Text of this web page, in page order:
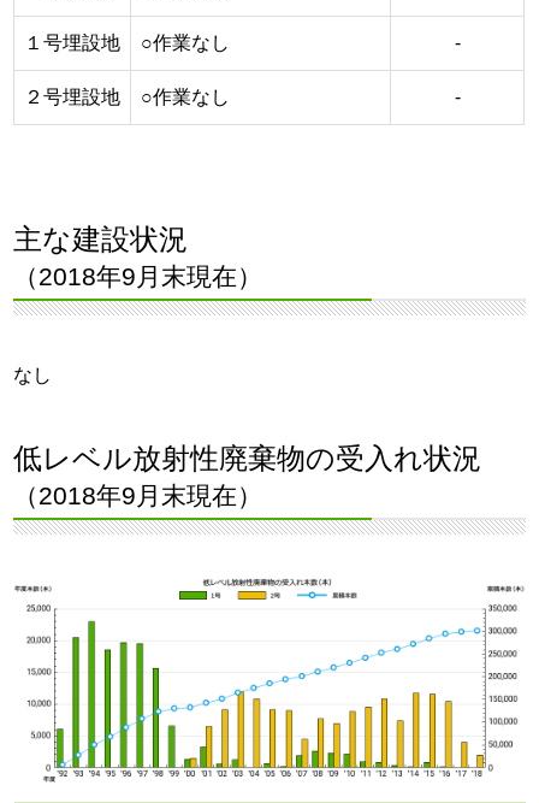
１号埋設地 ○作業なし ‐
２号埋設地 ○作業なし ‐
主な建設状況
（2018年9月末現在）
なし
低レベル放射性廃棄物の受入れ状況
（2018年9月末現在）